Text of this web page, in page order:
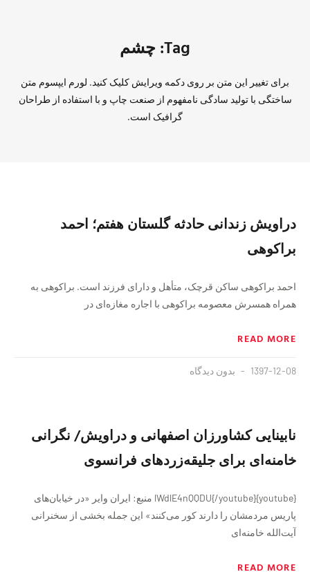
Tag: چشم
برای تغییر این متن بر روی دکمه ویرایش کلیک کنید. لورم ایپسوم متن
ساختگی با تولید سادگی نامفهوم از صنعت چاپ و با استفاده از طراحان
گرافیک است.
دراویش زندانی حادثه گلستان هفتم؛ احمد
براکوهی
احمد براکوهی ساکن قرچک، متأهل و دارای فرزند است. براکوهی به
همراه همسرش معصومه براکوهی با اجاره‌ مغازه‌ای در
READ MORE
1397-12-08 بدون دیدگاه
نابینایی کشاورزان اصفهانی و‌ دراویش/ نگرانی
خامنه‌ای برای جلیقه‌زردهای فرانسوی
{youtube}lWdlE4nQQDU{/youtube} منبع: ایران وایر «در خیابان‌های
پاریس مردمشان را دارند کور می‌کنند» این جمله بخشی از سخنرانی
آیت‌الله خامنه‌ای
READ MORE